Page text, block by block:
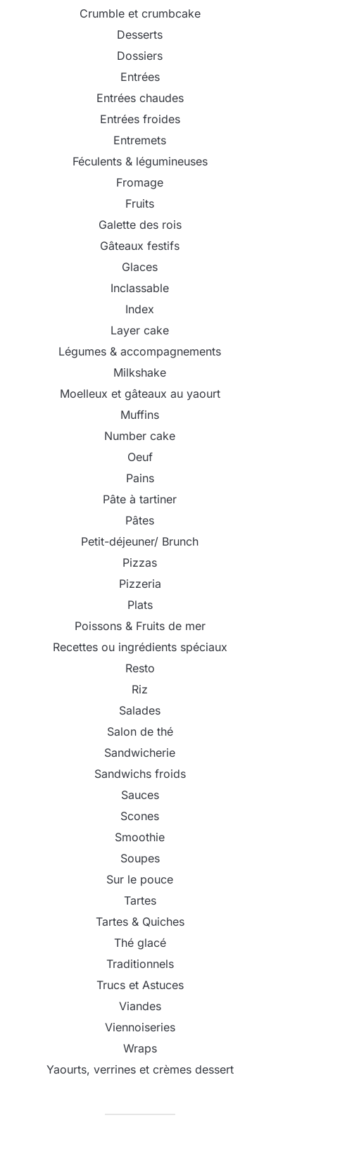
Crumble et crumbcake
Desserts
Dossiers
Entrées
Entrées chaudes
Entrées froides
Entremets
Féculents & légumineuses
Fromage
Fruits
Galette des rois
Gâteaux festifs
Glaces
Inclassable
Index
Layer cake
Légumes & accompagnements
Milkshake
Moelleux et gâteaux au yaourt
Muffins
Number cake
Oeuf
Pains
Pâte à tartiner
Pâtes
Petit-déjeuner/ Brunch
Pizzas
Pizzeria
Plats
Poissons & Fruits de mer
Recettes ou ingrédients spéciaux
Resto
Riz
Salades
Salon de thé
Sandwicherie
Sandwichs froids
Sauces
Scones
Smoothie
Soupes
Sur le pouce
Tartes
Tartes & Quiches
Thé glacé
Traditionnels
Trucs et Astuces
Viandes
Viennoiseries
Wraps
Yaourts, verrines et crèmes dessert